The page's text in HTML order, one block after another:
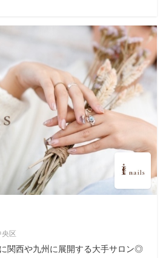
区
関西や九州に展開する大手サロン◎